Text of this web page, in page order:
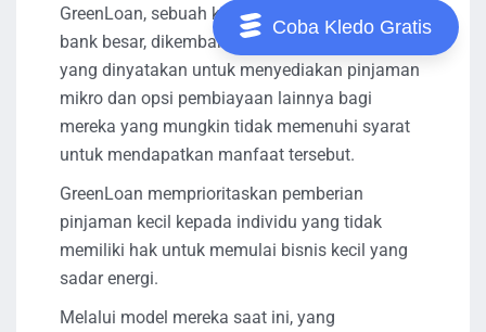
GreenLoan, sebuah kepercayaan dari sebuah
bank besar, dikembangkan dengan maksud
yang dinyatakan untuk menyediakan pinjaman
mikro dan opsi pembiayaan lainnya bagi
mereka yang mungkin tidak memenuhi syarat
untuk mendapatkan manfaat tersebut.
GreenLoan memprioritaskan pemberian
pinjaman kecil kepada individu yang tidak
memiliki hak untuk memulai bisnis kecil yang
sadar energi.
Melalui model mereka saat ini, yang
Coba Kledo Gratis